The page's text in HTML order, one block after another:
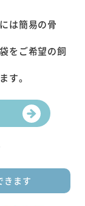
は簡易の骨
をご希望の飼
す。
きます